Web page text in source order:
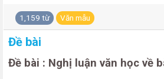
1,159 từ Văn mẫu
Đề bài
Đề bài : Nghị luận văn học về